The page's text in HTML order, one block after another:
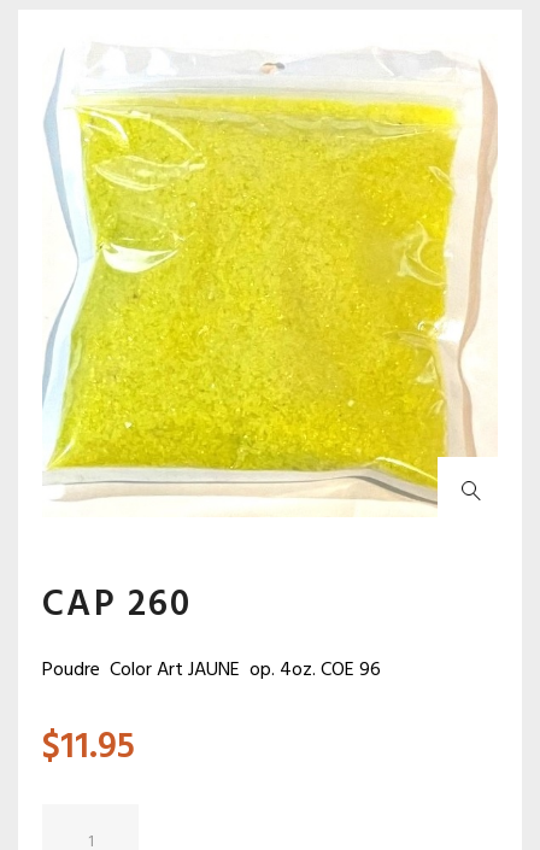
CAP 260
Poudre Color Art JAUNE op. 4oz. COE 96
$11.95